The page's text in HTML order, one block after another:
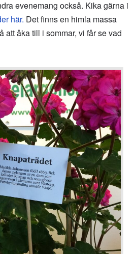
evenemang också. Kika gärna i
här. Det finns en himla massa
att åka till i sommar, vi får se vad